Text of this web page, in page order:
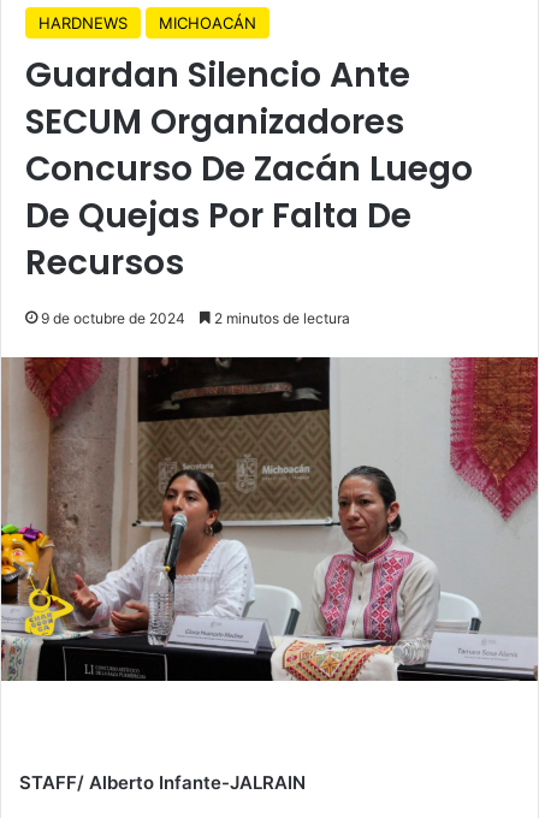
HARDNEWS MICHOACÁN
Guardan Silencio Ante
SECUM Organizadores
Concurso De Zacán Luego
De Quejas Por Falta De
Recursos
9 de octubre de 2024 2 minutos de lectura
STAFF/ Alberto Infante-JALRAIN